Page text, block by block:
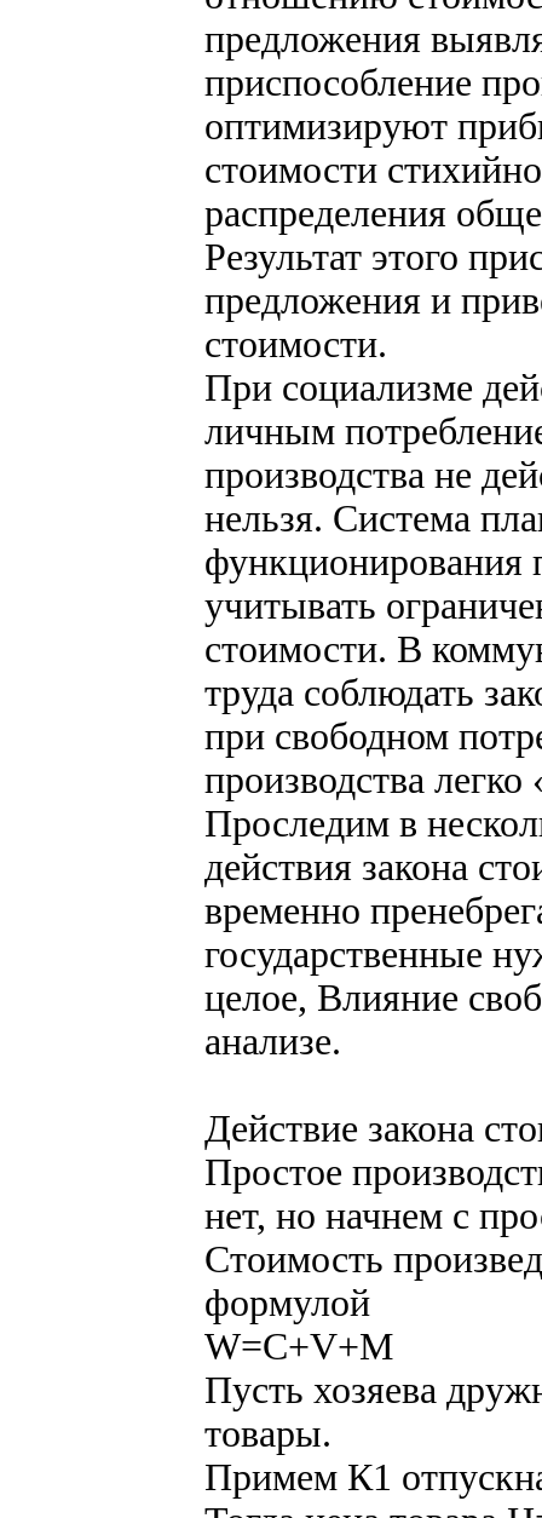
предложения
приспособление
оптимизируют
стоимости
распределения
Результат этого
предложения и
стоимости.
При социализме
личным
производства не
нельзя. Система
функционирования
учитывать
стоимости. В
труда соблюдать
при свободном
производства
Проследим в
действия закона
временно
государственные
целое, Влияние
анализе.
Действие закона
Простое
нет, но начнем с
Стоимость
формулой
W=C+V+M
Пусть хозяева
товары.
Примем К1